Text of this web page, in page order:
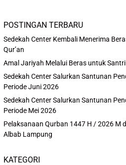
POSTINGAN TERBARU
Sedekah Center Kembali Menerima
Qur’an
Amal Jariyah Melalui Beras untuk Santri
Sedekah Center Salurkan Santunan
Periode Juni 2026
Sedekah Center Salurkan Santunan
Periode Mei 2026
Pelaksanaan Qurban 1447 H / 2026 M
Albab Lampung
KATEGORI